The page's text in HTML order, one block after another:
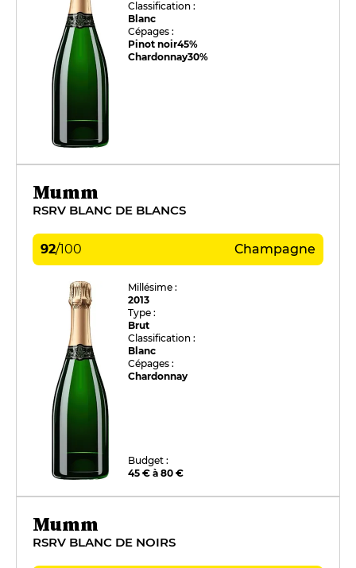
Classification :
Blanc
Cépages :
Pinot noir45%
Chardonnay30%
Mumm
RSRV BLANC DE BLANCS
92/100 Champagne
Millésime :
2013
Type :
Brut
Classification :
Blanc
Cépages :
Chardonnay
Budget :
45 € à 80 €
Mumm
RSRV BLANC DE NOIRS